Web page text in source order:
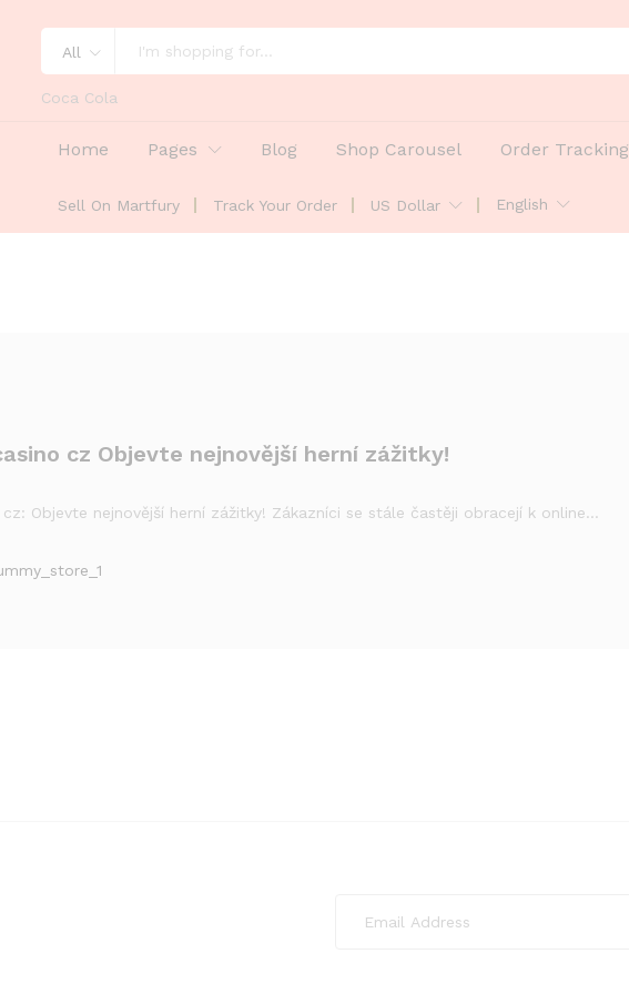
All
Coca Cola
Home Pages Blog Shop Carousel Order Tracking
Sell On Martfury Track Your Order US Dollar English
cz Objevte nejnovější herní zážitky!
Objevte nejnovější herní zážitky! Zákazníci se stále častěji obracejí k online…